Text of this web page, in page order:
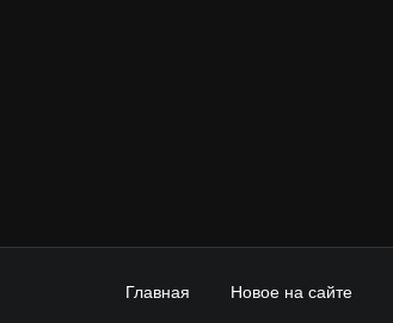
Главная Новое на сайте